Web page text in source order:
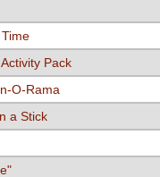
Pack
O-Rama
a Stick